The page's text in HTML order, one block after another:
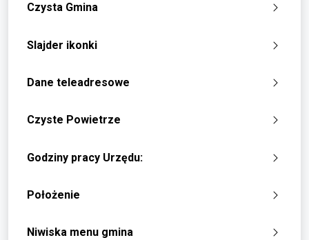
Czysta Gmina
Slajder ikonki
Dane teleadresowe
Czyste Powietrze
Godziny pracy Urzędu:
Położenie
Niwiska menu gmina